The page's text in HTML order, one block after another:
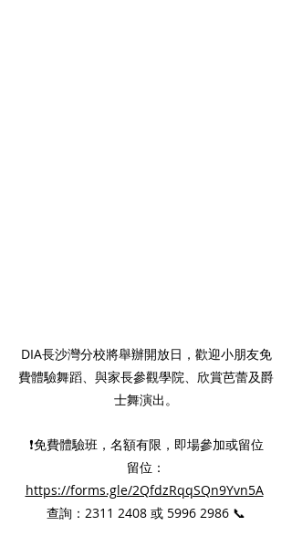
DIA長沙灣分校將舉辦開放日，歡迎小朋友免
費體驗舞蹈、與家長參觀學院、欣賞芭蕾及爵
士舞演出。
❗免費體驗班，名額有限，即場參加或留位
留位：
https://forms.gle/2QfdzRqqSQn9Yvn5A
查詢：2311 2408 或 5996 2986 📞